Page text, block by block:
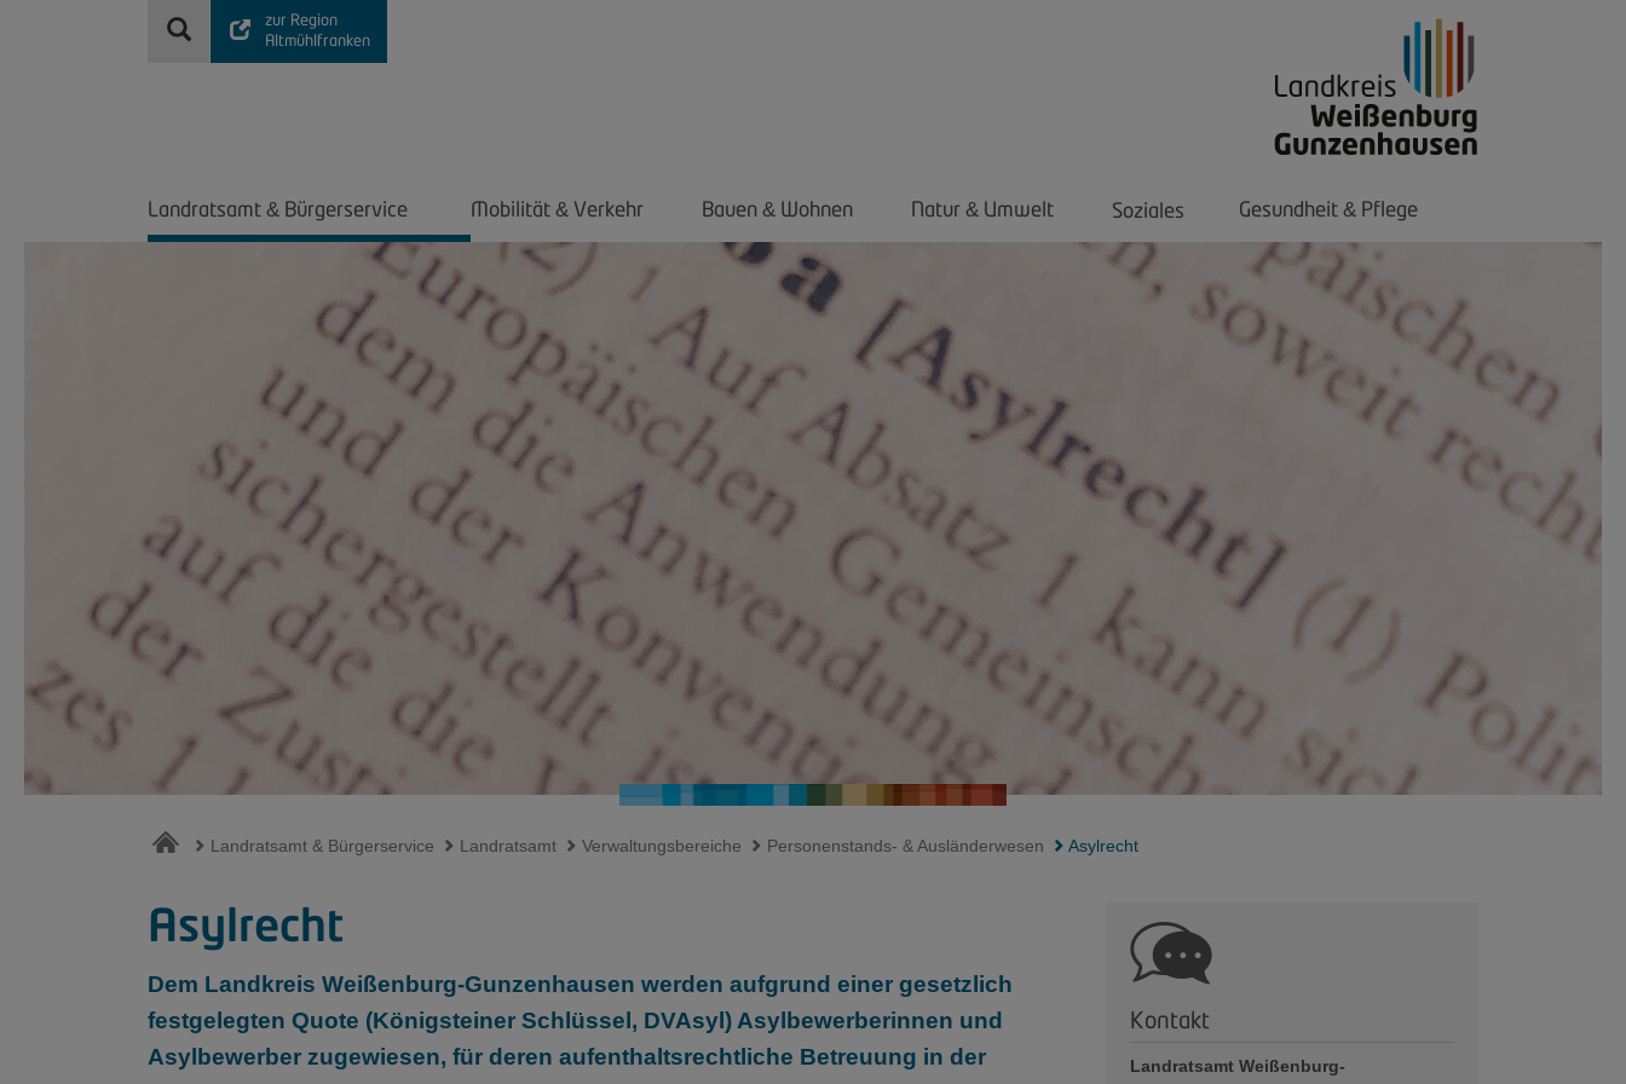
zur Region
Altmühlfranken
Landratsamt & Bürgerservice Mobilität & Verkehr Bauen & Wohnen Natur & Umwelt Soziales Gesundheit & Pflege
Landratsamt & Bürgerservice Landratsamt Verwaltungsbereiche Personenstands- & Ausländerwesen Asylrecht
Kontakt
Landratsamt Weißenburg-
Asylrecht
Dem Landkreis Weißenburg-Gunzenhausen werden aufgrund einer gesetzlich
festgelegten Quote (Königsteiner Schlüssel, DVAsyl) Asylbewerberinnen und
Asylbewerber zugewiesen, für deren aufenthaltsrechtliche Betreuung in der